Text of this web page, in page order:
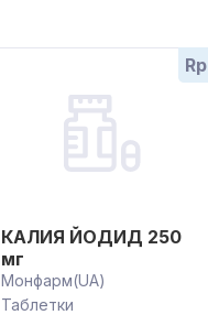
Rp
КАЛИЯ ЙОДИД 250
мг
Монфарм(UA)
Таблетки